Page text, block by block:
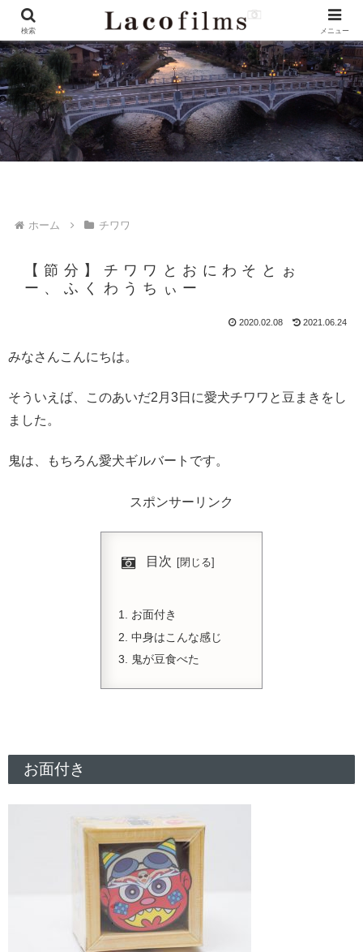
ホーム チワワ
【節分】チワワとおにわそとぉ
ー、ふくわうちぃー
2020.02.08 2021.06.24
みなさんこんにちは。
そういえば、このあいだ2月3日に愛犬チワワと豆まきをし
ました。
鬼は、もちろん愛犬ギルバートです。
スポンサーリンク
目次
お面付き
中身はこんな感じ
鬼が豆食べた
お面付き
検索 メニュー